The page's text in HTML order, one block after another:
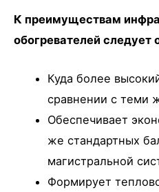
К преимуществам
обогревателей следует
Куда более
сравнении с теми
Обеспечивает
же стандартных
магистральной
Формирует